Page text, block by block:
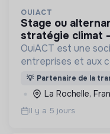
OUIACT
stage ou alternance – consultant.e en
stratégie climat
OuiACT est une
entreprises et aux
des outils de
orienter l’action
💡 Partenaire de la
La Rochelle,
Il y a 5 jours